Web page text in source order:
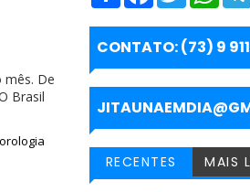
mês. De
Brasil
r
e
e
b
o
k
t
t
e
r
t
s
p
p
CONTATO: (73) 9
RECENTES MAIS